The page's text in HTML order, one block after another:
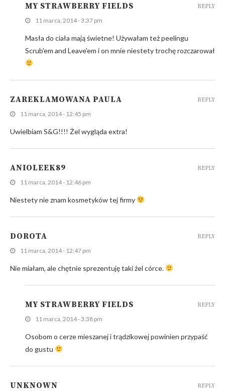
MY STRAWBERRY FIELDS
11 marca, 2014 - 3:37 pm
Masła do ciała mają świetne! Używałam też peelingu
Scrub'em and Leave'em i on mnie niestety trochę rozczarował
REPLY
ZAREKLAMOWANA PAULA
11 marca, 2014 - 12:45 pm
Uwielbiam S&G!!!! Żel wygląda extra!
REPLY
ANIOLEEK89
11 marca, 2014 - 12:46 pm
Niestety nie znam kosmetyków tej firmy
REPLY
DOROTA
11 marca, 2014 - 12:47 pm
Nie miałam, ale chętnie sprezentuję taki żel córce.
REPLY
MY STRAWBERRY FIELDS
11 marca, 2014 - 3:38 pm
Osobom o cerze mieszanej i trądzikowej powinien przypaść
do gustu
REPLY
UNKNOWN REPLY